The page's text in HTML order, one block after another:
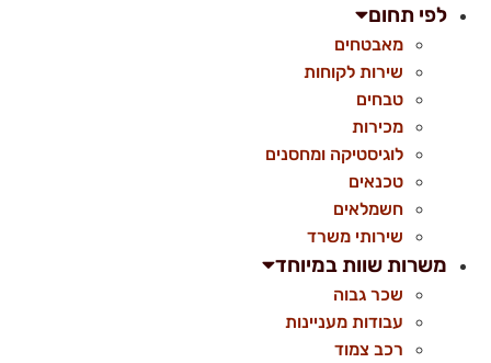
לפי תחום
מאבטחים
שירות לקוחות
טבחים
מכירות
לוגיסטיקה ומחסנים
טכנאים
חשמלאים
שירותי משרד
משרות שוות במיוחד
שכר גבוה
עבודות מעניינות
רכב צמוד